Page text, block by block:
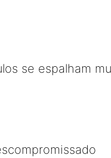
se espalham